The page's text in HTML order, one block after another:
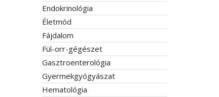
Endokrinológia
Életmód
Fájdalom
Fül-orr-gégészet
Gasztroenterológia
Gyermekgyógyászat
Hematológia